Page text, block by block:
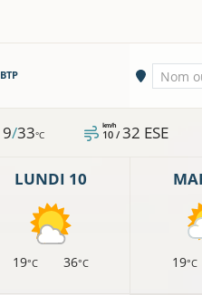
BTP VilleNom
9/33°C 10 /
km/h 32 ESE
LUNDI 10
19°C 36°C 19°C